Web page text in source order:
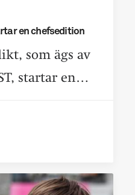
en chefsedition
som ägs av
startar en…